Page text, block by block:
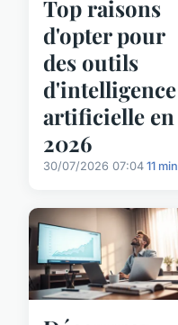
Top raisons
d'opter pour
des outils
d'intelligence
artificielle en
2026
30/07/2026 07:04 11 min